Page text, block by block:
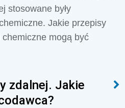
stosowane były
Jakie przepisy
mogą być
zdalnej. Jakie